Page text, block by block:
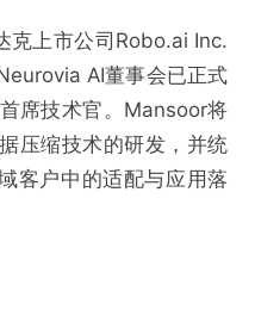
罪 其他
克上市公司Robo.ai Inc.
AI董事会已正式
席技术官。Mansoor将
压缩技术的研发，并统
客户中的适配与应用落